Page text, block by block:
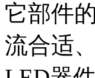
它部件
流合适